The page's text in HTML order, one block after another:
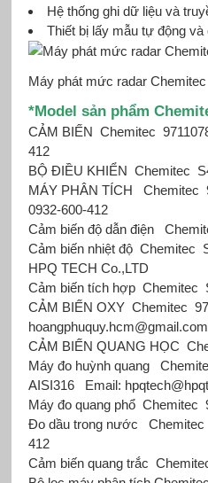
Hệ thống ghi dữ liệu và
Thiết bị lấy mẫu tự động và
Máy phát mức radar Chemitec
*Model sản phẩm
CẢM BIẾN Chemitec
412
BỘ ĐIỀU KHIỂN Chemitec
MÁY PHÂN TÍCH
Chemitec
0932-600-412
Cảm biến độ dẫn điện
Cảm biến nhiệt độ Chemitec
HPQ TECH Co.,LTD
Cảm biến tích hợp Chemitec
CẢM BIẾN OXY Chemitec
hoangphuquy.hcm@gmail.com
CẢM BIẾN QUANG HỌC
Máy đo huỳnh quang
AISI316
Email:
Máy đo quang phổ Chemitec
Đo dầu trong nước
Chemitec
412
Cảm biến quang trắc